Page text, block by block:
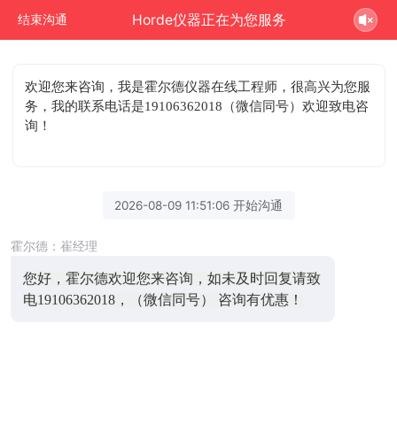
结束沟通 Horde仪器正在为您服务
欢迎您来咨询 ，我是霍尔德仪器在线工程师，很高兴为您服
务，我的联系电话是19106362018（微信同号）欢迎致电咨
询！
2026-08-09 11:51:06 开始沟通
霍尔德：崔经理
您好，霍尔德欢迎您来咨询，如未及时回复请致
电19106362018，（微信同号） 咨询有优惠！